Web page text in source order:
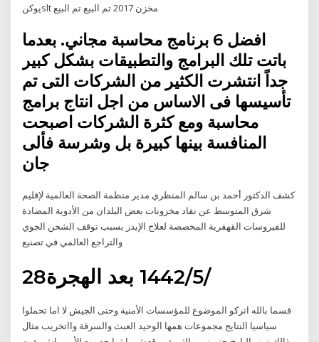
يوكنslt مخزن 2017 تم البيع تم البيع
افضل 6 برنامج محاسبة مجاني. بعدما
باتت تلك البرامج والتطبيقات بشكل كبير
جداً انتشرت الكثير من الشركات التى تم
تأسيسها فى الاساس من اجل انتاج برامج
محاسبة ومع كثرة الشركات اصبحت
المنافسة بينها كبيرة بل وشرسة فألى
جان
كشف الدكتور أحمد بن سالم المنظري مدير منظمة الصحة العالمية‬ لإقليم
شرق المتوسط عن نفاد مخزونات بعض البلدان من الأدوية المضادة
للفيروسات القهقرية المخصصة لعلاج الإيدز بسبب توقف الشحن الجوي
والتراجع العالمي في تصنيع
28‏‏/5‏‏/1442 بعد الهجرة
قسما بالله اتركو الموضوع للمؤسسات الأمنية وحتى الجيش لا اما تحملوا
سياسيا النتايج مجموعات همها الوحيد العبث والسرقة وااتخريب مثال